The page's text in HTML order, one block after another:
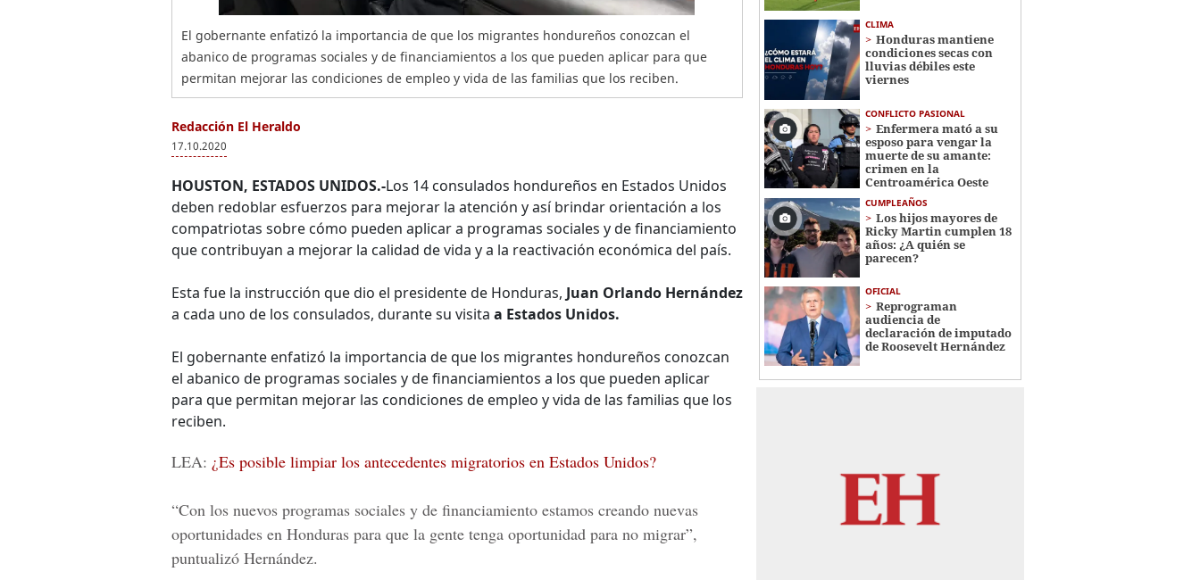
El gobernante enfatizó la importancia de que los migrantes hondureños conozcan el
abanico de programas sociales y de financiamientos a los que pueden aplicar para que
permitan mejorar las condiciones de empleo y vida de las familias que los reciben.
Redacción El Heraldo
17.10.2020
HOUSTON, ESTADOS UNIDOS.-Los 14 consulados hondureños en Estados Unidos
deben redoblar esfuerzos para mejorar la atención y así brindar orientación a los
compatriotas sobre cómo pueden aplicar a programas sociales y de financiamiento
que contribuyan a mejorar la calidad de vida y a la reactivación económica del país.
Esta fue la instrucción que dio el presidente de Honduras, Juan Orlando Hernández
a cada uno de los consulados, durante su visita a Estados Unidos.
El gobernante enfatizó la importancia de que los migrantes hondureños conozcan
el abanico de programas sociales y de financiamientos a los que pueden aplicar
para que permitan mejorar las condiciones de empleo y vida de las familias que los
reciben.
LEA: ¿Es posible limpiar los antecedentes migratorios en Estados Unidos?
“Con los nuevos programas sociales y de financiamiento estamos creando nuevas
oportunidades en Honduras para que la gente tenga oportunidad para no migrar”,
puntualizó Hernández.
CLIMA
Honduras mantiene
condiciones secas con
lluvias débiles este
viernes
CONFLICTO PASIONAL
Enfermera mató a su
esposo para vengar la
muerte de su amante:
crimen en la
Centroamérica Oeste
CUMPLEAÑOS
Los hijos mayores de
Ricky Martin cumplen 18
años: ¿A quién se
parecen?
OFICIAL
Reprograman
audiencia de
declaración de imputado
de Roosevelt Hernández